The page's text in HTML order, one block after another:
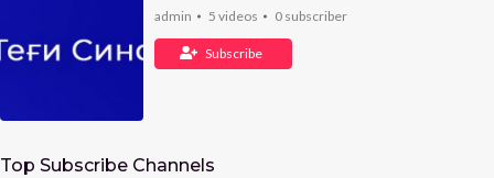
admin 5 videos 0subscriber
Subscribe
Top Subscribe Channels